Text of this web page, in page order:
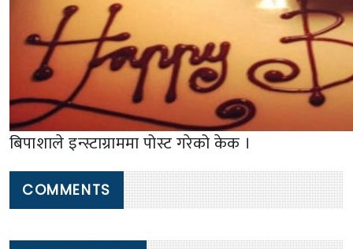
बिपाशाले इन्स्टाग्राममा पोस्ट गरेको केक ।
COMMENTS